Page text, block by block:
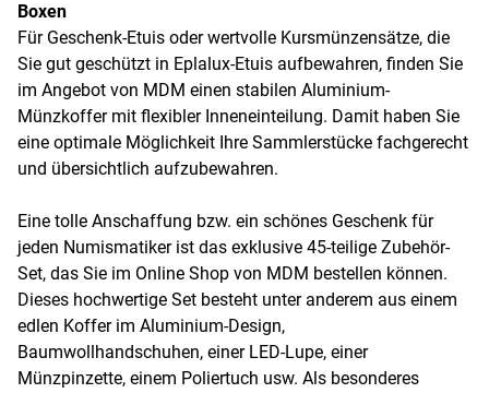
Boxen
Für Geschenk-Etuis oder wertvolle Kursmünzensätze, die
Sie gut geschützt in Eplalux-Etuis aufbewahren, finden Sie
im Angebot von MDM einen stabilen Aluminium-
Münzkoffer mit flexibler Inneneinteilung. Damit haben Sie
eine optimale Möglichkeit Ihre Sammlerstücke fachgerecht
und übersichtlich aufzubewahren.
Eine tolle Anschaffung bzw. ein schönes Geschenk für
jeden Numismatiker ist das exklusive 45-teilige Zubehör-
Set, das Sie im Online Shop von MDM bestellen können.
Dieses hochwertige Set besteht unter anderem aus einem
edlen Koffer im Aluminium-Design,
Baumwollhandschuhen, einer LED-Lupe, einer
Münzpinzette, einem Poliertuch usw. Als besonderes